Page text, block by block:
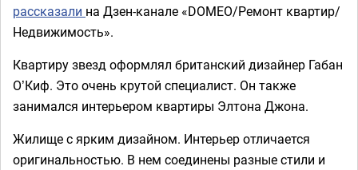
рассказали на Дзен-канале «DOMEO/Ремонт квартир/
Недвижимость».
Квартиру звезд оформлял британский дизайнер Габан
О’Киф. Это очень крутой специалист. Он также
занимался интерьером квартиры Элтона Джона.
Жилище с ярким дизайном. Интерьер отличается
оригинальностью. В нем соединены разные стили и